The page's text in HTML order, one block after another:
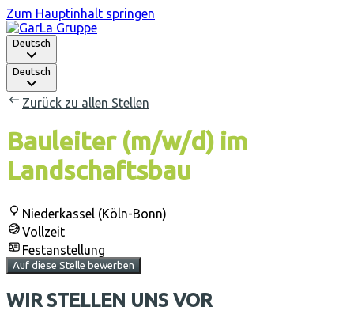
Zum Hauptinhalt springen
Deutsch
Deutsch
Zurück zu allen Stellen
Bauleiter (m/w/d) im
Landschaftsbau
Niederkassel (Köln-Bonn)
Vollzeit
Festanstellung
Auf diese Stelle bewerben
WIR STELLEN UNS VOR